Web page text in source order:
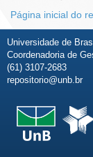
Página inicial do
Universidade de
Coordenadoria de
(61) 3107-2683
repositorio@unb.br